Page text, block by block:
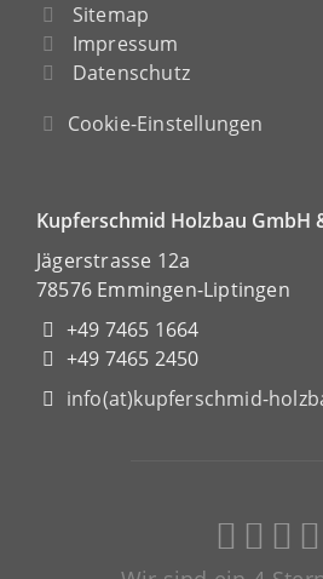
Sitemap
Impressum
Datenschutz
Cookie-Einstellungen
Kupferschmid Holzbau GmbH
Jägerstrasse 12a
78576 Emmingen-Liptingen
+49 7465 1664
+49 7465 2450
info(at)kupferschmid-